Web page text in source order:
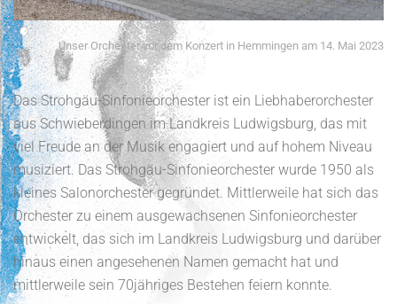
Unser Orchester vor dem Konzert in Hemmingen am 14. Mai 2023
Das Strohgäu-Sinfonieorchester ist ein Liebhaberorchester
aus Schwieberdingen im Landkreis Ludwigsburg, das mit
viel Freude an der Musik engagiert und auf hohem Niveau
musiziert. Das Strohgäu-Sinfonieorchester wurde 1950 als
kleines Salonorchester gegründet. Mittlerweile hat sich das
Orchester zu einem ausgewachsenen Sinfonieorchester
entwickelt, das sich im Landkreis Ludwigsburg und darüber
hinaus einen angesehenen Namen gemacht hat und
mittlerweile sein 70jähriges Bestehen feiern konnte.